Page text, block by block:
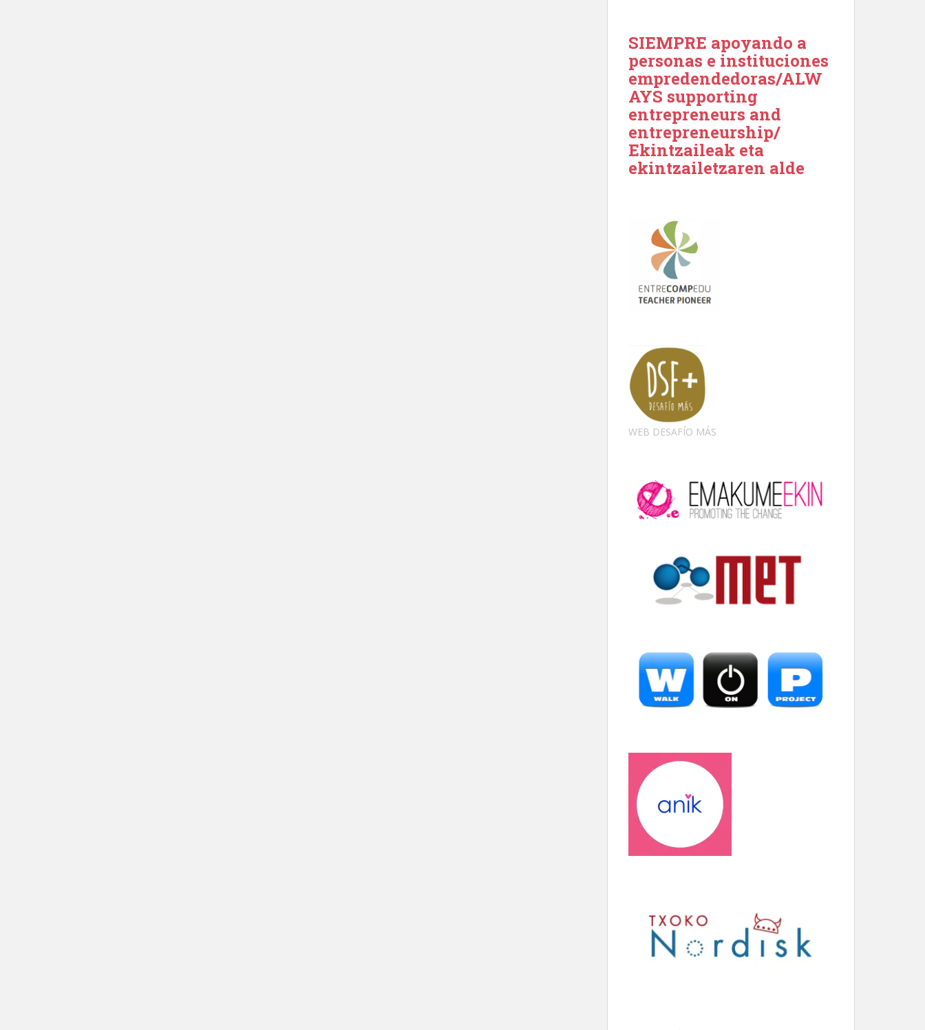
SIEMPRE apoyando a
personas e instituciones
empredendedoras/ALW
AYS supporting
entrepreneurs and
entrepreneurship/
Ekintzaileak eta
ekintzailetzaren alde
WEB DESAFÍO MÁS